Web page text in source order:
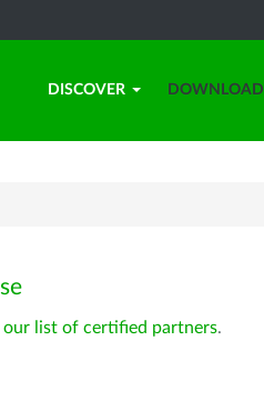
DISCOVER DOWNLOAD
our list of certified partners.